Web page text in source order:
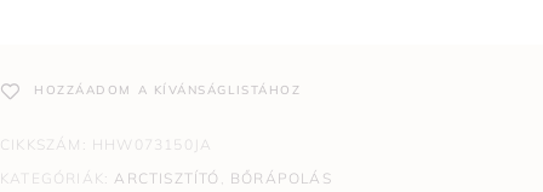
HOZZÁADOM A KÍVÁNSÁGLISTÁHOZ
CIKKSZÁM: HHW073150JA
KATEGÓRIÁK:ARCTISZTÍTÓ , BŐRÁPOLÁS